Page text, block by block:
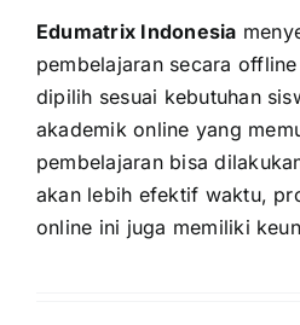
Edumatrix Indonesia
pembelajaran secara
dipilih sesuai kebutuhan
akademik online yang
pembelajaran bisa
akan lebih efektif waktu,
online ini juga memiliki